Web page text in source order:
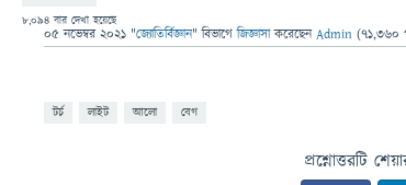
8,094 বার দেখা হয়েছে
05 নভেম্বর 2021 "জ্যোতির্বিজ্ঞান" বিভাগে জিজ্ঞাসাকরেছেনAdmin (71,360
টর্চ লাইট আলো বেগ
প্রশ্নোত্তরটি